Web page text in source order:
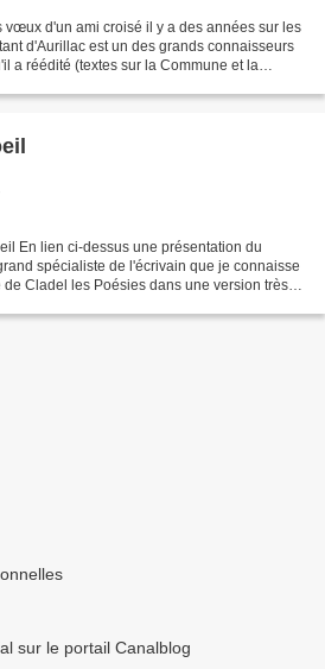
d'un ami croisé il y a des années sur les
d'Aurillac est un des grands connaisseurs
a réédité (textes sur la Commune et la
En lien ci-dessus une présentation du
spécialiste de l'écrivain que je connaisse
de Cladel les Poésies dans une version très
sur le portail Canalblog